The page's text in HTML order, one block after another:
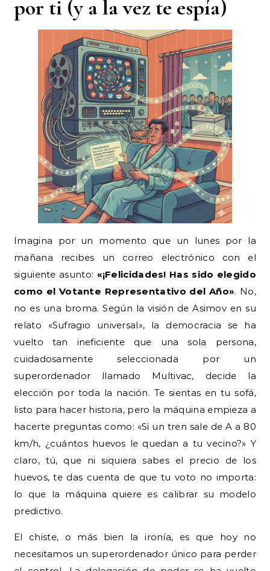
por ti (y a la vez te espía)
Imagina por un momento que un lunes por la
mañana recibes un correo electrónico con el
siguiente asunto: «¡Felicidades! Has sido elegido
como el Votante Representativo del Año». No,
no es una broma. Según la visión de Asimov en su
relato «Sufragio universal», la democracia se ha
vuelto tan ineficiente que una sola persona,
cuidadosamente seleccionada por un
superordenador llamado Multivac, decide la
elección por toda la nación. Te sientas en tu sofá,
listo para hacer historia, pero la máquina empieza a
hacerte preguntas como: «Si un tren sale de A a 80
km/h, ¿cuántos huevos le quedan a tu vecino?» Y
claro, tú, que ni siquiera sabes el precio de los
huevos, te das cuenta de que tu voto no importa:
lo que la máquina quiere es calibrar su modelo
predictivo.
El chiste, o más bien la ironía, es que hoy no
necesitamos un superordenador único para perder